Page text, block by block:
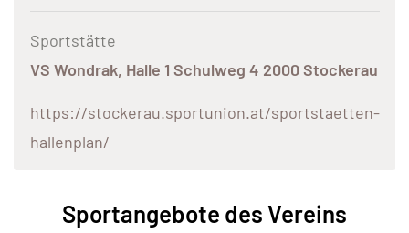
Sportstätte
VS Wondrak, Halle 1 Schulweg 4 2000 Stockerau
https://stockerau.sportunion.at/sportstaetten-
hallenplan/
Sportangebote des Vereins